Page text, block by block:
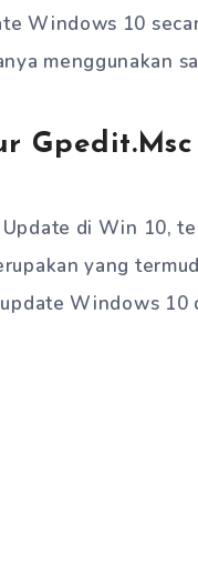
Windows 10
menggunakan
Gpedit.Msc
di Win 10,
yang
Windows 10